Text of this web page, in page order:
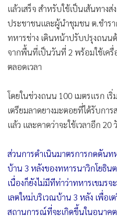
แล้วเสร็จ สำหรับใช้เป็นเส้นทาง
ประชาชนและผู้นำชุมชน ต.ชำรา
ทหารช่าง เดินหน้าปรับปรุงถน
จากพื้นที่เป็นวันที่ 2 พร้อมใช้เค
ตลอดเวลา
โดยในช่วงถนน 100 เมตรแรก
เตรียมลาดยางมะตอยที่ได้รับกา
แล้ว และคาดว่าจะใช้เวลาอีก 20
ส่วนการดำเนินมาตรการกดดัน
บ้าน 3 หลังของทหารนาวิกโยธิน
เนื่องก็ยังไม่มีทีท่าว่าทหารเขมร
เลตใหม่บริเวณบ้าน 3 หลัง เพื่อเ
สถานการณ์ที่จะเกิดขึ้นในอนาคต